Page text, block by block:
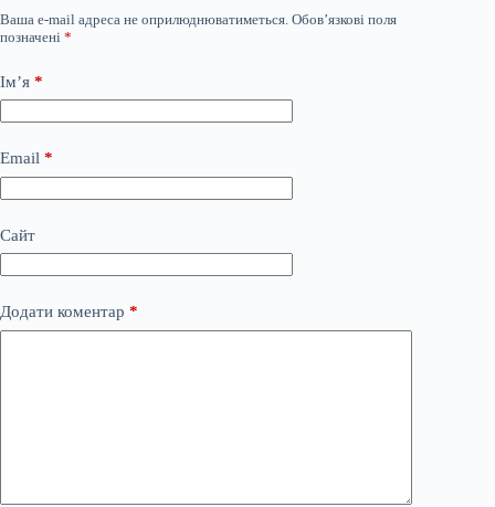
Ваша e-mail адреса не оприлюднюватиметься. Обов’язкові поля
позначені *
Ім’я *
Email *
Сайт
Додати коментар *